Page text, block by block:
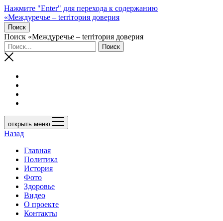
Нажмите "Enter" для перехода к содержанию
«Междуречье – terriтория доверия
Поиск
Поиск «Междуречье – terriтория доверия
открыть меню
Назад
Главная
Политика
История
Фото
Здоровье
Видео
О проекте
Контакты